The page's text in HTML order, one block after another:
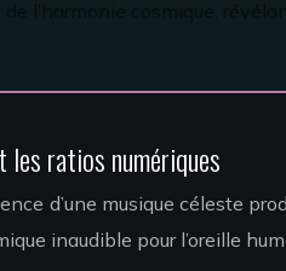
les ratios numériques
d’une musique céleste
inaudible pour l’oreille